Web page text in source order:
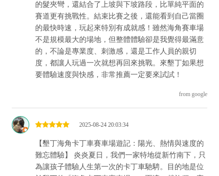
的髮夾彎，還結合了上坡與下坡路段，比單純平面的
賽道更有挑戰性。結束比賽之後，還能看到自己當圈
的最快時速，玩起來特別有成就感！雖然海角賽車場
不是規模最大的場地，但整體體驗卻是我覺得最滿意
的，不論是專業度、刺激感，還是工作人員的親切
度，都讓人玩過一次就想再回來挑戰。來墾丁如果想
要體驗速度與快感，非常推薦一定要來試試！
from google
2025-08-24 20:03:34
【墾丁海角卡丁車賽車場遊記：陽光、熱情與速度的
難忘體驗】 炎炎夏日，我們一家特地從新竹南下，只
為讓孩子體驗人生第一次的卡丁車馳騁。目的地是位